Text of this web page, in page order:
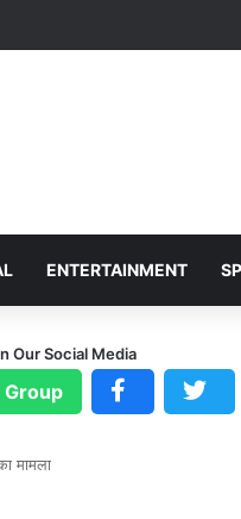
ENTERTAINMENT
Our Social Media
Group
मामला